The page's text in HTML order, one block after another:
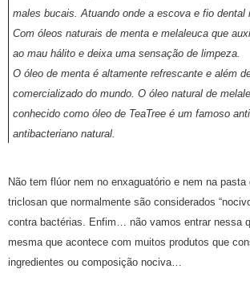
males bucais. Atuando onde a escova e fio dental
Com óleos naturais de menta e melaleuca que
ao mau hálito e deixa uma sensação de limpeza.
O óleo de menta é altamente refrescante e além
comercializado do mundo. O óleo natural de
conhecido como óleo de TeaTree é um famoso
antibacteriano natural.
Não tem flúor nem no enxaguatório e nem na pasta
triclosan que normalmente são considerados
contra bactérias. Enfim… não vamos entrar nessa
mesma que acontece com muitos produtos que
ingredientes ou composição nociva…